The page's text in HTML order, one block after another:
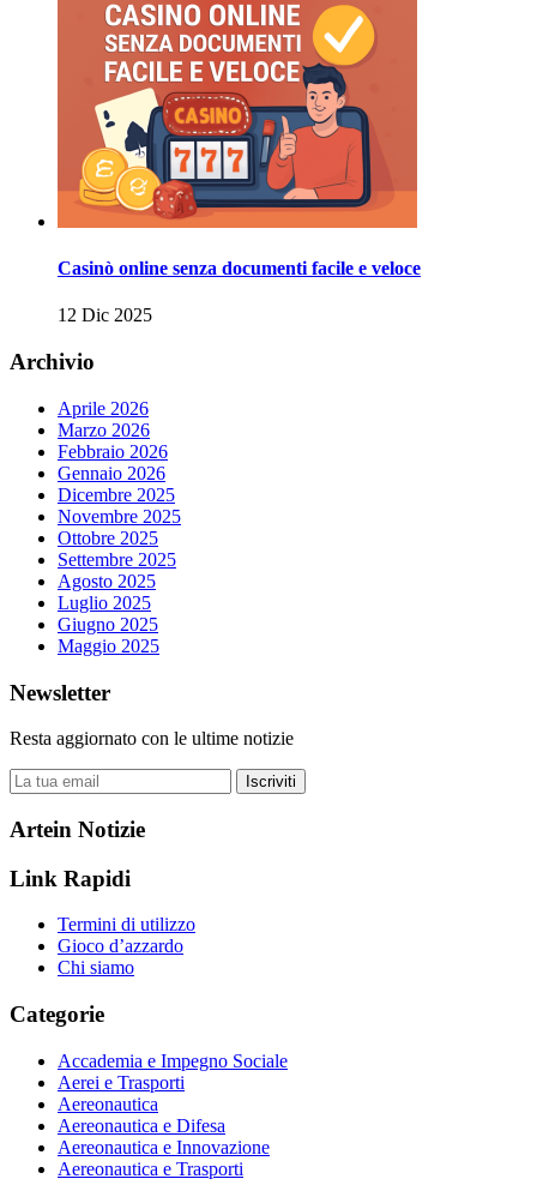
Casinò online senza documenti facile e veloce
12 Dic 2025
Archivio
Aprile 2026
Marzo 2026
Febbraio 2026
Gennaio 2026
Dicembre 2025
Novembre 2025
Ottobre 2025
Settembre 2025
Agosto 2025
Luglio 2025
Giugno 2025
Maggio 2025
Newsletter
Resta aggiornato con le ultime notizie
Iscriviti
Artein Notizie
Link Rapidi
Termini di utilizzo
Gioco d’azzardo
Chi siamo
Categorie
Accademia e Impegno Sociale
Aerei e Trasporti
Aereonautica
Aereonautica e Difesa
Aereonautica e Innovazione
Aereonautica e Trasporti